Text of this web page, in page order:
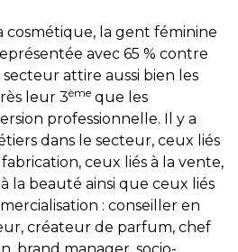
cosmétique, la gent féminine
avec 65 % contre
secteur attire aussi bien les
leur 3ème que les
professionnelle. Il y a
dans le secteur, ceux liés
ceux liés à la vente,
la beauté ainsi que ceux liés
: conseiller en
créateur de parfum, chef